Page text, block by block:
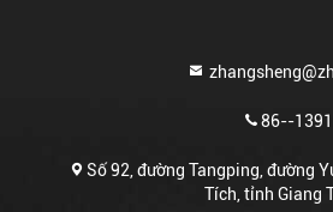
86--
Số 92, đường Tangping, đường
Tích, tỉnh Giang